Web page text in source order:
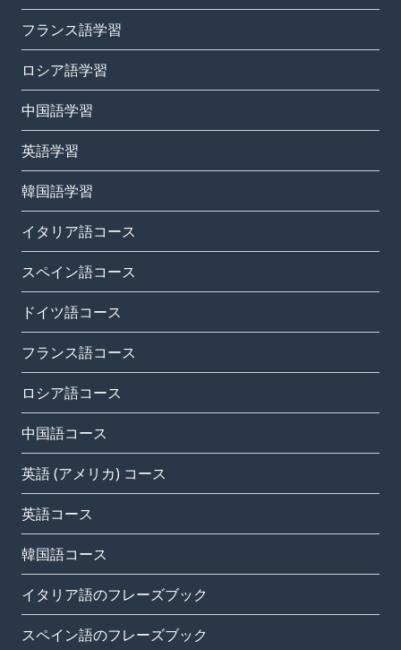
フランス語学習
ロシア語学習
中国語学習
英語学習
韓国語学習
イタリア語コース
スペイン語コース
ドイツ語コース
フランス語コース
ロシア語コース
中国語コース
英語 (アメリカ) コース
英語コース
韓国語コース
イタリア語のフレーズブック
スペイン語のフレーズブック